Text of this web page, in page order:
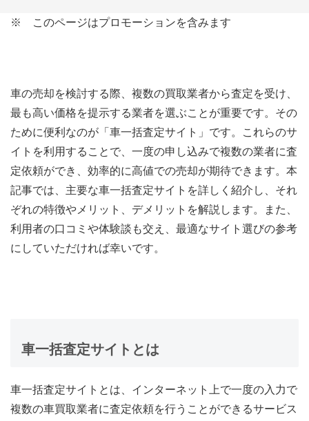
※ このページはプロモーションを含みます
車の売却を検討する際、複数の買取業者から査定を受け、
最も高い価格を提示する業者を選ぶことが重要です。その
ために便利なのが「車一括査定サイト」です。これらのサ
イトを利用することで、一度の申し込みで複数の業者に査
定依頼ができ、効率的に高値での売却が期待できます。本
記事では、主要な車一括査定サイトを詳しく紹介し、それ
ぞれの特徴やメリット、デメリットを解説します。また、
利用者の口コミや体験談も交え、最適なサイト選びの参考
にしていただければ幸いです。
車一括査定サイトとは
車一括査定サイトとは、インターネット上で一度の入力で
複数の車買取業者に査定依頼を行うことができるサービス